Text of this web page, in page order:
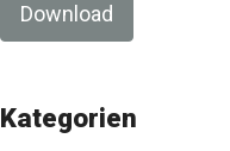
Download
Kategorien